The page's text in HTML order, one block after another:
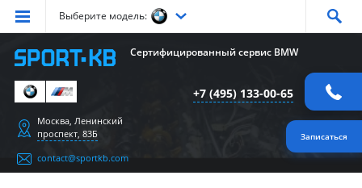
Выберите модель:
Серия Серия Серия
СерияX3
Серия X4 X6 СерияZ4 СерияM
Сертифицированный сервис BMW
+7 (495) 133-00-65
Записаться
Москва, Ленинский
проспект, 83Б
contact@sportkb.com